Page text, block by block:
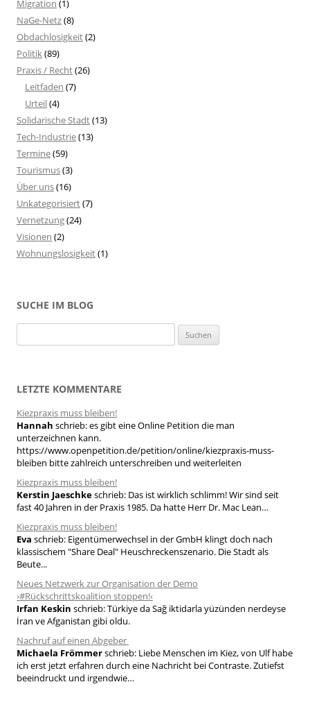
Migration (1)
NaGe-Netz(8)
Obdachlosigkeit(2)
Politik(89)
Praxis / Recht(26)
Leitfaden (7)
Urteil(4)
Solidarische Stadt(13)
Tech-Industrie(13)
Termine(59)
Tourismus(3)
Über uns(16)
Unkategorisiert(7)
Vernetzung(24)
Visionen (2)
Wohnungslosigkeit(1)
SUCHE IM BLOG
u
n
n
a
c
h
:
LETZTE KOMMENTARE
Kiezpraxis muss bleiben!
Hannah schrieb:es gibt eine Online Petition die man
unterzeichnen kann.
https://www.openpetition.de/petition/online/kiezpraxis-muss-
bleiben bitte zahlreich unterschreiben und weiterleiten
Kiezpraxis muss bleiben!
Kerstin Jaeschkeschrieb: Das ist wirklich schlimm! Wir sind seit
fast 40 Jahren in der Praxis 1985. Da hatte Herr Dr. Mac Lean…
Kiezpraxis muss bleiben!
Eva schrieb: Eigentümerwechsel in der GmbH klingt doch nach
klassischem "Share Deal" Heuschreckenszenario. Die Stadt als
Beute...
Neues Netzwerk zur Organisation der Demo
›#Rückschrittskoalition stoppen!‹
Irfan Keskin schrieb:Türkiye da Sağ iktidarla yüzünden nerdeyse
İran ve Afganistan gibi oldu.
Nachruf auf einen Abgeber
Michaela Frömmerschrieb: Liebe Menschen im Kiez, von Ulf habe
ich erst jetzt erfahren durch eine Nachricht bei Contraste. Zutiefst
beeindruckt und irgendwie…